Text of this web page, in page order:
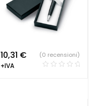
10,31 €
+IVA
(0 recensioni)